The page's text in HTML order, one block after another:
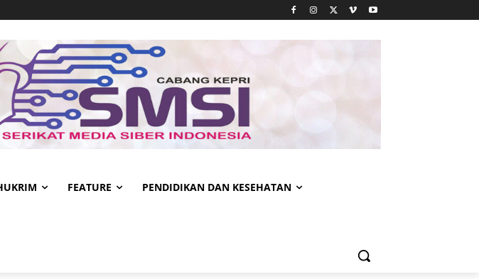
FEATURE PENDIDIKAN DAN KESEHATAN